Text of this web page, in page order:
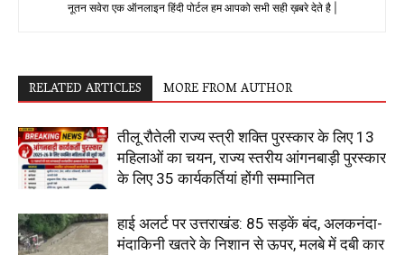
नूतन सवेरा एक ऑनलाइन हिंदी पोर्टल हम आपको सभी सही ख़बरे देते है |
RELATED ARTICLES MORE FROM AUTHOR
तीलू रौतेली राज्य स्त्री शक्ति पुरस्कार के लिए 13
महिलाओं का चयन, राज्य स्तरीय आंगनबाड़ी पुरस्कार
के लिए 35 कार्यकर्तियां होंगी सम्मानित
हाई अलर्ट पर उत्तराखंड: 85 सड़कें बंद, अलकनंदा-
मंदाकिनी खतरे के निशान से ऊपर, मलबे में दबी कार